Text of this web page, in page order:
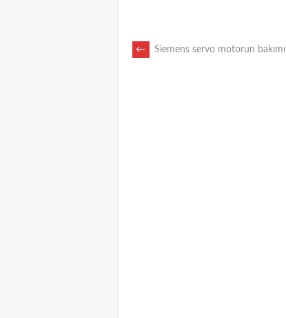
POST
← Siemens servo motorun bakımı